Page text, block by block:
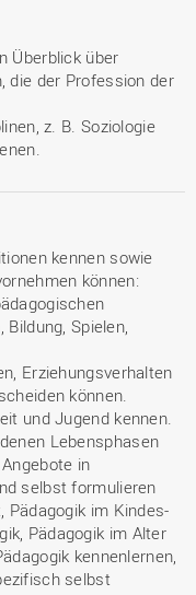
Überblick über
die der Profession der
z. B. Soziologie
kennen sowie
können:
Spielen,
Erziehungsverhalten
können.
und Jugend kennen.
Lebensphasen
in
selbst formulieren
Pädagogik im Kindes-
Pädagogik im Alter
kennenlernen,
selbst